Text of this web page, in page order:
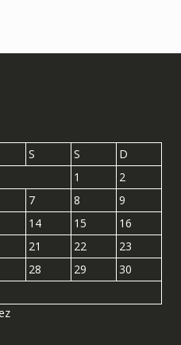
S S
D
1
2
7 8
9
14 15
16
21 22
23
28 29
30